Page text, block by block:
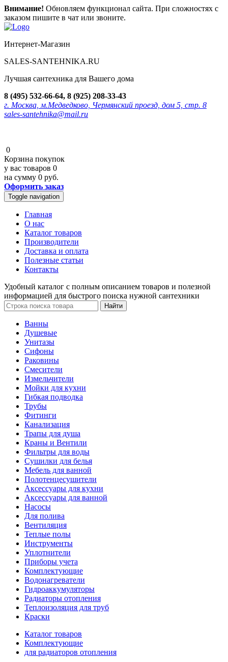
Внимание! Обновляем функционал сайта. При сложностях с
заказом пишите в чат или звоните.
Интернет-Магазин
SALES-SANTEHNIKA.RU
Лучшая сантехника для Вашего дома
8 (495) 532-66-64, 8 (925) 208-33-43
г. Москва, м.Медведково, Чермянский проезд, дом 5, стр. 8
sales-santehnika@mail.ru
0
Корзина покупок
у вас товаров 0
на сумму 0 руб.
Оформить заказ
Toggle navigation
Главная
О нас
Каталог товаров
Производители
Доставка и оплата
Полезные статьи
Контакты
Удобный каталог с полным описанием товаров и полезной
информацией для быстрого поиска нужной сантехники
Ванны
Душевые
Унитазы
Сифоны
Раковины
Смесители
Измельчители
Мойки для кухни
Гибкая подводка
Трубы
Фитинги
Канализация
Трапы для душа
Краны и Вентили
Фильтры для воды
Сушилки для белья
Мебель для ванной
Полотенцесушители
Аксессуары для кухни
Аксессуары для ванной
Насосы
Для полива
Вентиляция
Теплые полы
Инструменты
Уплотнители
Приборы учета
Комплектующие
Водонагреватели
Гидроаккумуляторы
Радиаторы отопления
Теплоизоляция для труб
Краски
Каталог товаров
Комплектующие
для радиаторов отопления